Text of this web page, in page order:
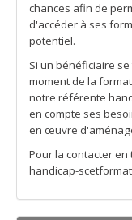
chances afin de
d'accéder à ses
potentiel.
Si un bénéficiaire
moment de la
notre référente
en compte ses
en œuvre
Pour la contacter
handicap-